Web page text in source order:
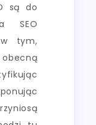
są do
SEO
tym,